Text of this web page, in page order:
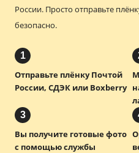
России. Просто отправьте
безопасно.
1
Отправьте плёнку Почтой
России, СДЭК или Boxberry
3
Вы получите готовые фото
с помощью службы